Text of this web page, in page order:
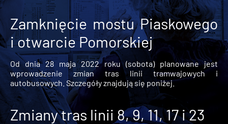
Zamknięcie mostu Piaskowego
i otwarcie Pomorskiej
Od dnia 28 maja 2022 roku (sobota) planowane jest
wprowadzenie zmian tras linii tramwajowych i
autobusowych. Szczegóły znajdują się poniżej.
Zmiany tras linii 8, 9, 11, 17 i 23